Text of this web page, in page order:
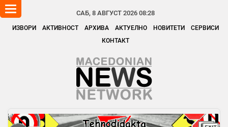
САБ, 8 АВГУСТ 2026 08:28
ИЗВОРИ АКТИВНОСТ АРХИВА АКТУЕЛНО НОВИТЕТИ
СЕРВИСИ
КОНТАКТ
Toggle
navigation